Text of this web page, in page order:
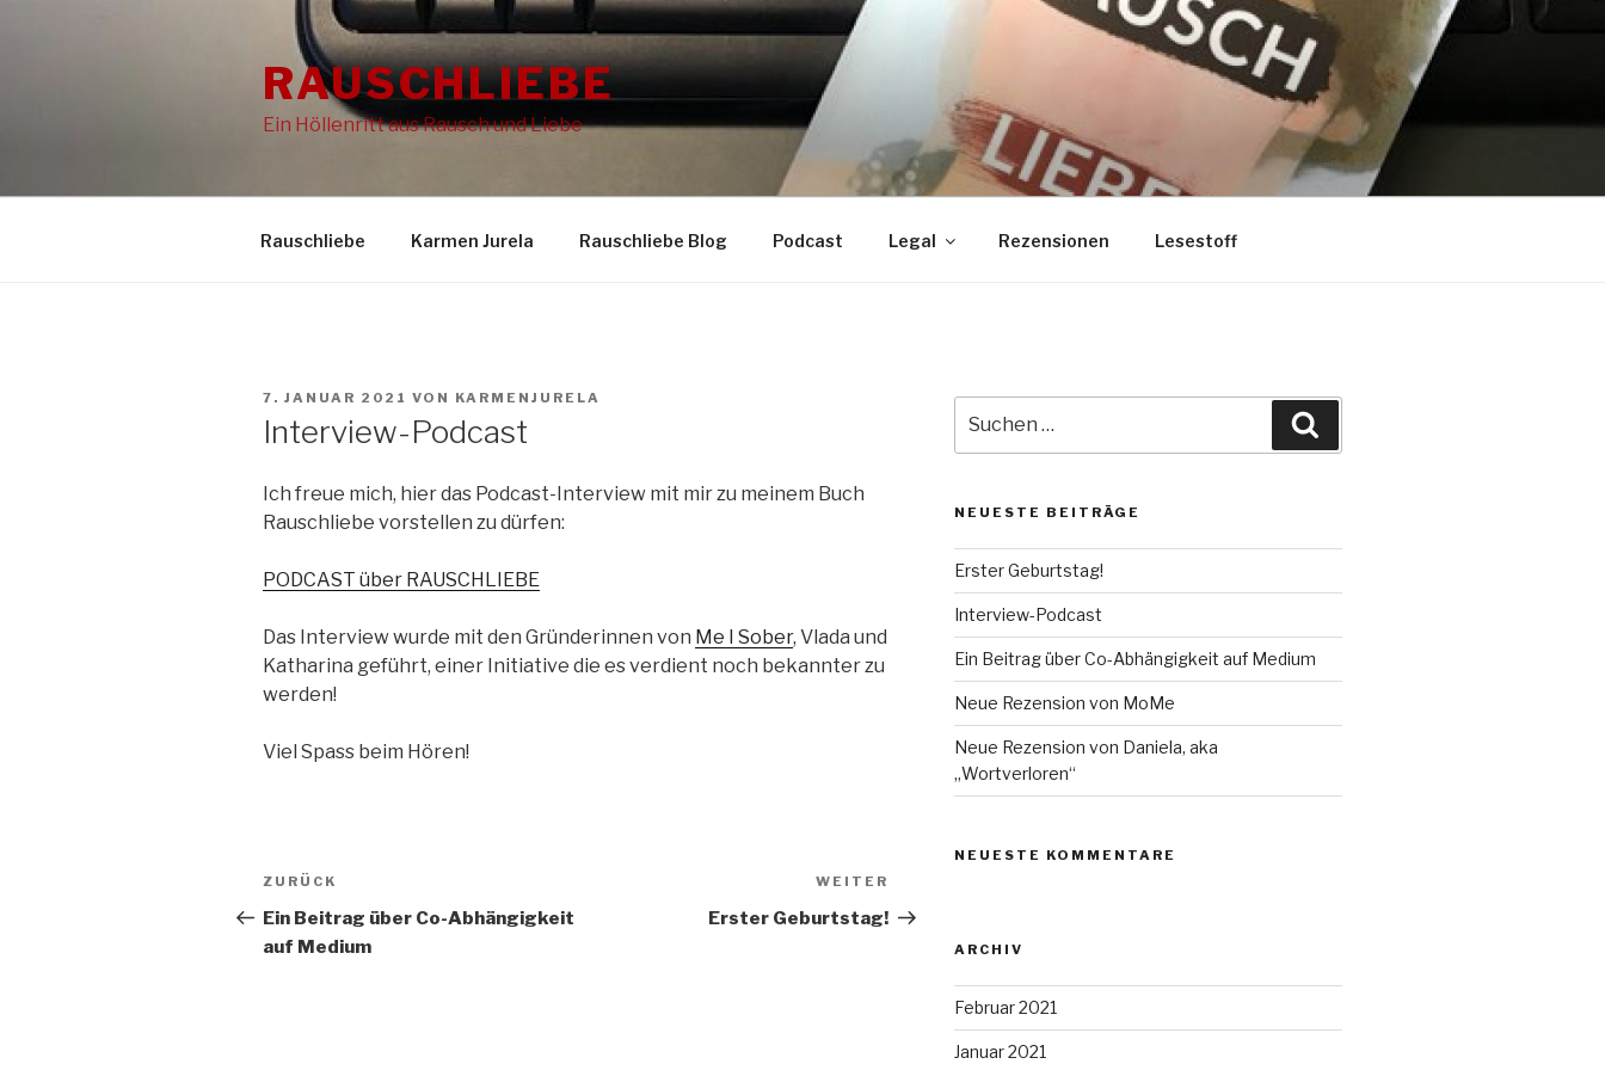
RAUSCHLIEBE
Ein Höllenritt aus Rausch und Liebe
Rauschliebe Karmen Jurela Rauschliebe Blog Podcast Legal Rezensionen Lesestoff
VERÖFFENTLICHT
AM
7. JANUAR 2021 VON KARMENJURELA
Interview-Podcast
Ich freue mich, hier das Podcast-Interview mit mir zu meinem Buch
Rauschliebe vorstellen zu dürfen:
PODCAST über RAUSCHLIEBE
Das Interview wurde mit den Gründerinnen von Me I Sober, Vlada und
Katharina geführt, einer Initiative die es verdient noch bekannter zu
werden!
Viel Spass beim Hören!
Beitragsnavigation
Vorheriger
Beitrag
ZURÜCK
Ein Beitrag über Co-Abhängigkeit
auf Medium
Beitrag
WEITER
Erster Geburtstag!
nach:
NEUESTE BEITRÄGE
Erster Geburtstag!
Interview-Podcast
Ein Beitrag über Co-Abhängigkeit auf Medium
Neue Rezension von MoMe
Neue Rezension von Daniela, aka
„Wortverloren“
NEUESTE KOMMENTARE
ARCHIV
Februar 2021
Januar 2021